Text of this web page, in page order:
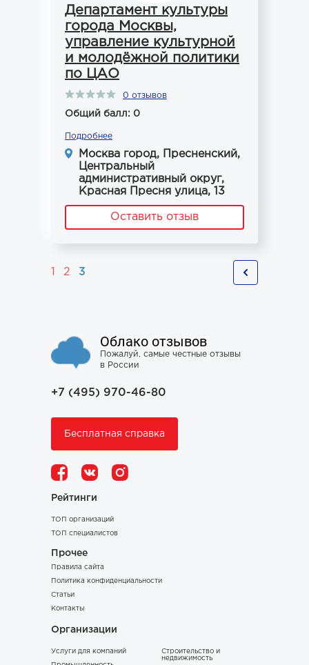
Департамент культуры
города Москвы,
управление культурной
и молодёжной политики
по ЦАО
0 отзывов
Общий балл: 0
Подробнее
Москва город, Пресненский,
Центральный
административный округ,
Красная Пресня улица, 13
Оставить отзыв
2 3
Облако отзывов
Пожалуй, самые честные отзывы
в России
+7 (495) 970-46-80
Бесплатная справка
Рейтинги
ТОП организаций
ТОП специалистов
Прочее
Правила сайта
Политика конфиденциальности
Статьи
Контакты
Организации
Услуги для компаний
Строительство и
недвижимость